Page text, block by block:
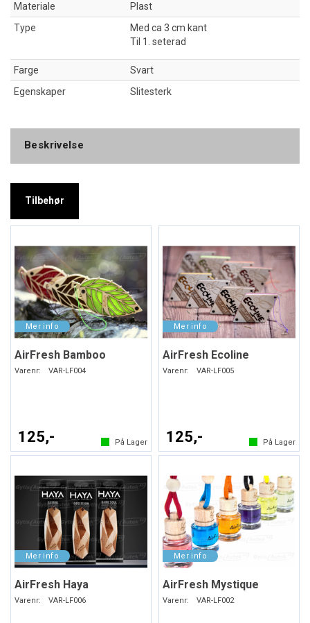
Materiale
Plast
Type
Med ca 3 cm kant
Til 1. seterad
Farge
Svart
Egenskaper
Slitesterk
Beskrivelse
Tilbehør
AirFresh Bamboo
Varenr: VAR-LF004
125,- På Lager
AirFresh Ecoline
Varenr: VAR-LF005
125,- På Lager
AirFresh Haya
Varenr: VAR-LF006
AirFresh Mystique
Varenr: VAR-LF002